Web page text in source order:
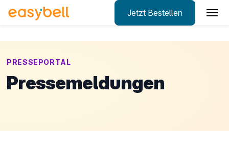
Jetzt Bestellen
PRESSEPORTAL
Pressemeldungen